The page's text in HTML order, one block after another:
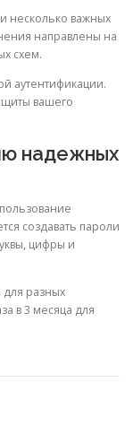
несколько важных
направлены на
схем.
аутентификации.
вашего
надежных
создавать пароли
цифры и
для разных
в 3 месяца для